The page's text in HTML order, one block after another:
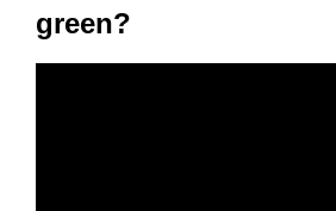
green?